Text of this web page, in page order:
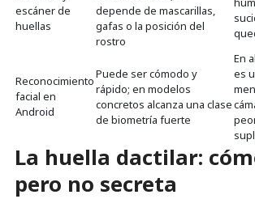
escáner de
huellas
depende de mascarillas,
gafas o la posición del
rostro
Reconocimiento
facial en
Android
Puede ser cómodo y
rápido; en modelos
concretos alcanza una clase
de biometría fuerte
En
es
La huella dactilar:
pero no secreta